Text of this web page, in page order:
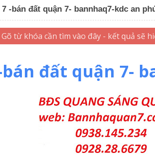
-bán đất quận 7- bannhaq7-kdc an
đất quận 7-